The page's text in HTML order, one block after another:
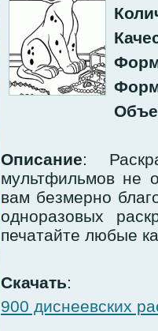
Описание:
мультфильмов не
вам безмерно
одноразовых
печатайте любые
Скачать:
900 диснеевских